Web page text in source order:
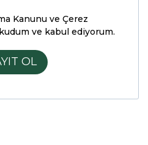
Kanunu ve Çerez
ve kabul ediyorum.
OL